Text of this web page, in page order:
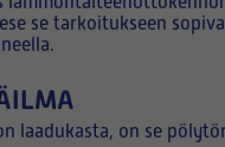
se tarkoitukseen
laadukasta, on se